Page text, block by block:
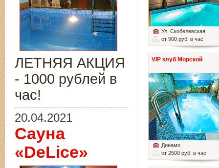
Ул. Скобелевская
от 900 руб. в час
VIP клуб Морской
Динамо
от 2500 руб. в час
ЛЕТНЯЯ АКЦИЯ
- 1000 рублей в
час!
20.04.2021
Сауна
«DeLice»